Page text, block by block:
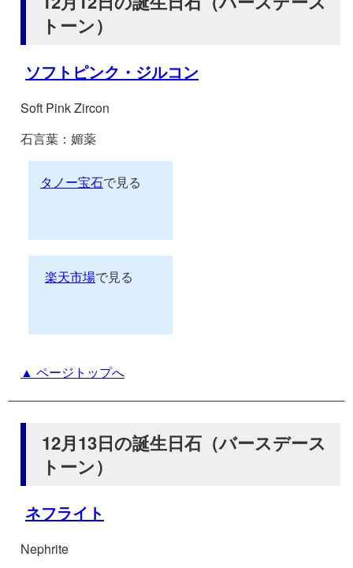
トーン）
ソフトピンク・ジルコン
Soft Pink Zircon
石言葉：媚薬
タノー宝石で見る
楽天市場で見る
▲ ページトップへ
12月13日の誕生日石（バースデース
トーン）
ネフライト
Nephrite